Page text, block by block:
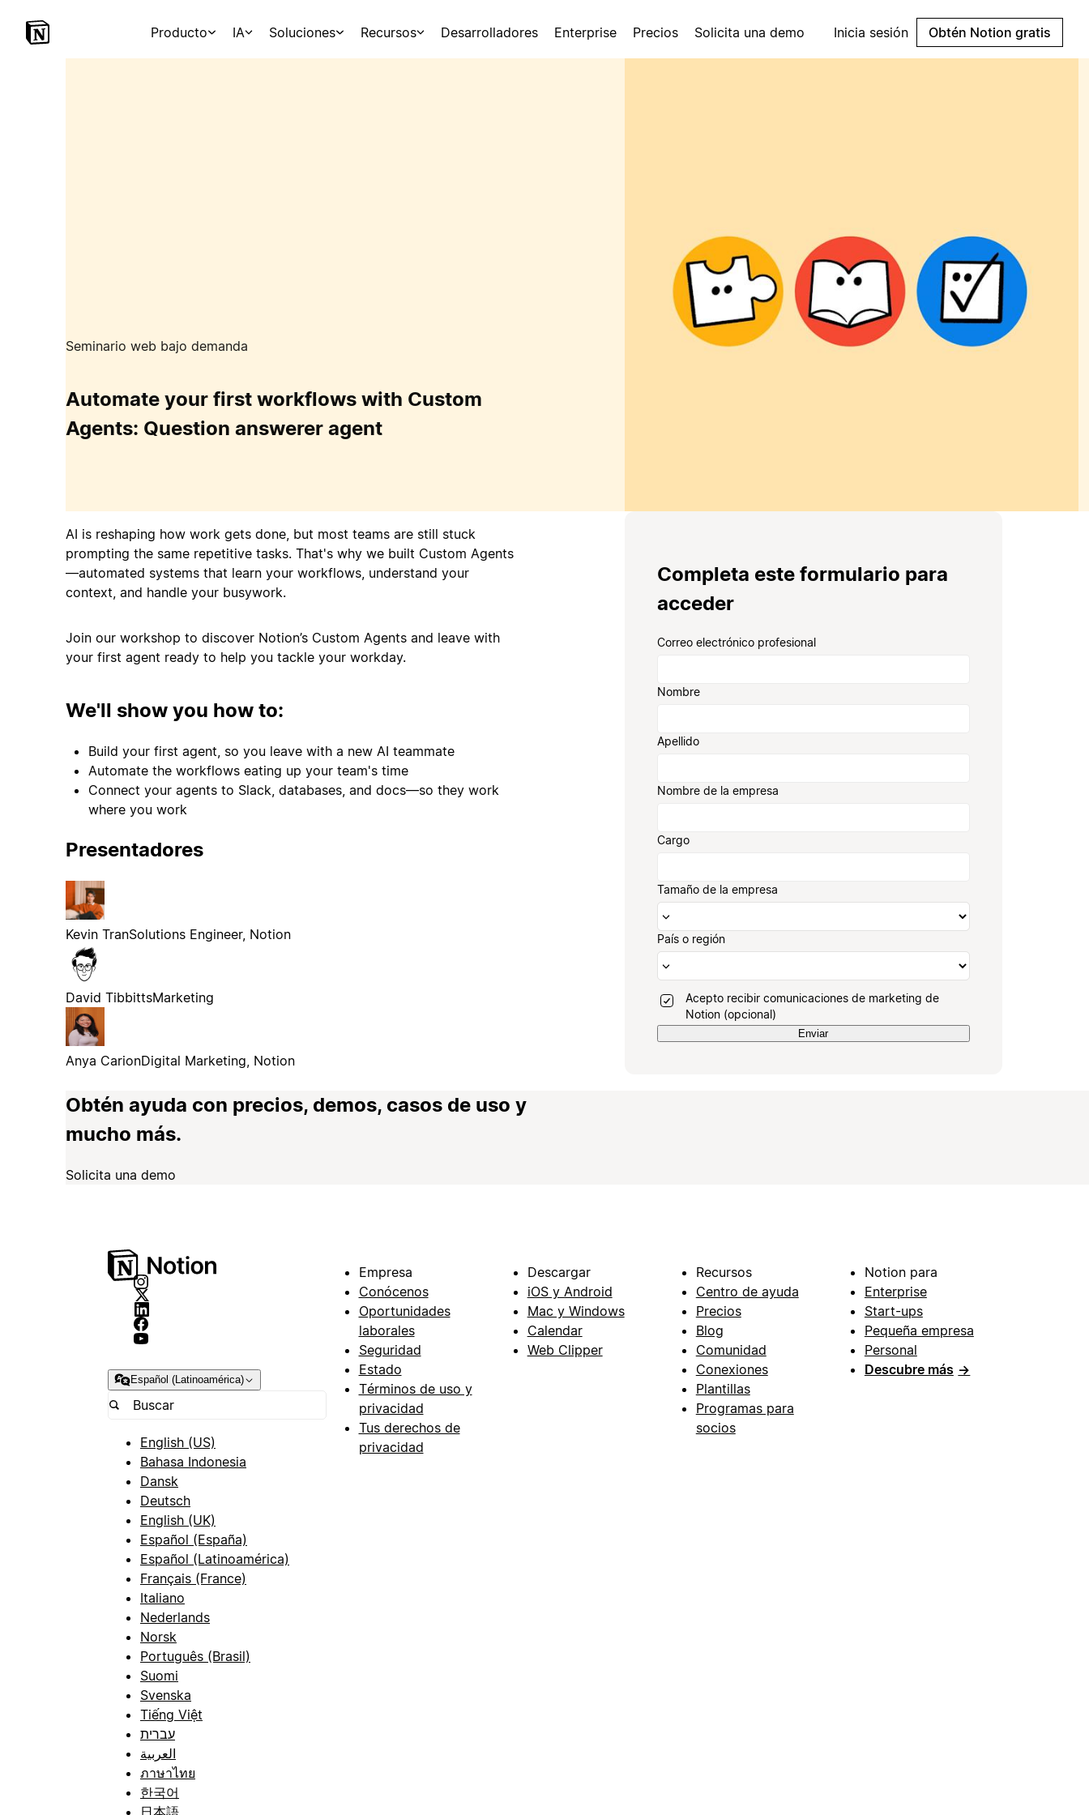
Producto IA Soluciones Recursos Desarrolladores Enterprise Precios Solicita una demo Inicia sesión Obtén Notion gratis
Seminario web bajo demanda
Automate your first workflows with Custom
Agents: Question answerer agent
AI is reshaping how work gets done, but most teams are still stuck
prompting the same repetitive tasks. That's why we built Custom Agents
—automated systems that learn your workflows, understand your
context, and handle your busywork.
Join our workshop to discover Notion’s Custom Agents and leave with
your first agent ready to help you tackle your workday.
We'll show you how to:
Build your first agent, so you leave with a new AI teammate
Automate the workflows eating up your team's time
Connect your agents to Slack, databases, and docs—so they work
where you work
Presentadores
Kevin TranSolutions Engineer, Notion
David TibbittsMarketing
Anya CarionDigital Marketing, Notion
Completa este formulario para
acceder
Correo electrónico profesional
Nombre
Apellido
Nombre de la empresa
Cargo
Tamaño de la empresa
País o región
Acepto recibir comunicaciones de marketing de
Notion (opcional)
Enviar
Obtén ayuda con precios, demos, casos de uso y
mucho más.
Solicita una demo
Español (Latinoamérica)
English (US)
Bahasa Indonesia
Dansk
Deutsch
English (UK)
Español (España)
Español (Latinoamérica)
Français (France)
Italiano
Nederlands
Norsk
Português (Brasil)
Suomi
Svenska
Tiếng Việt
עברית
العربية
ภาษาไทย
한국어
Empresa
Conócenos
Oportunidades
laborales
Seguridad
Estado
Términos de uso y
privacidad
Tus derechos de
privacidad
Descargar
iOS y Android
Mac y Windows
Calendar
Web Clipper
Recursos
Centro de ayuda
Precios
Blog
Comunidad
Conexiones
Plantillas
Programas para
socios
Notion para
Enterprise
Start-ups
Pequeña empresa
Personal
Descubre más →